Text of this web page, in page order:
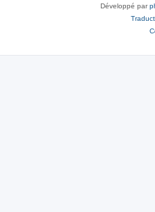
Développé par